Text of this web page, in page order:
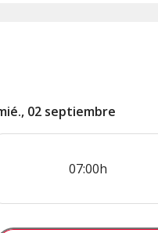
02 septiembre
07:00h